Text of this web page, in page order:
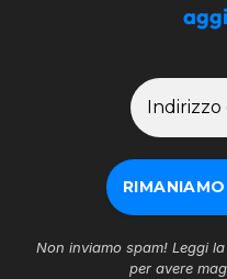
Non inviamo spam! Leggi
per avere